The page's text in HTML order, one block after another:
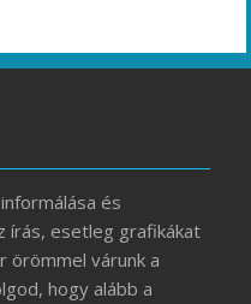
és
írás, esetleg grafikákat
örömmel várunk a
hogy alább a